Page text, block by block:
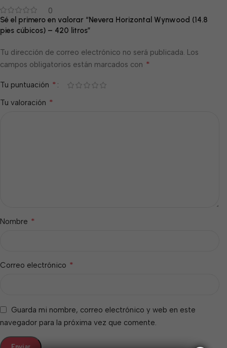
0
Sé el primero en valorar “Nevera Horizontal Wynwood (14.8
pies cúbicos) – 420 litros”
Tu dirección de correo electrónico no será publicada. Los
campos obligatorios están marcados con *
Tu puntuación *
Tu valoración *
Nombre *
Correo electrónico *
Guarda mi nombre, correo electrónico y web en este
navegador para la próxima vez que comente.